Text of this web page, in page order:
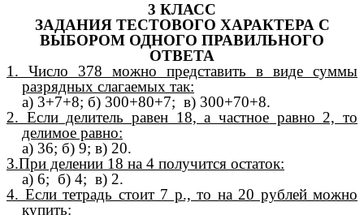
3 КЛАСС
ЗАДАНИЯ ТЕСТОВОГО ХАРАКТЕРА С
ВЫБОРОМ ОДНОГО ПРАВИЛЬНОГО
ОТВЕТА
1. Число 378 можно представить в виде суммы
разрядных слагаемых так:
а) 3+7+8; б) 300+80+7; в) 300+70+8.
2. Если делитель равен 18, а частное равно 2, то
делимое равно:
а) 36; б) 9; в) 20.
З.При делении 18 на 4 получится остаток:
а) 6; б) 4; в) 2.
4. Если тетрадь стоит 7 р., то на 20 рублей можно
купить: